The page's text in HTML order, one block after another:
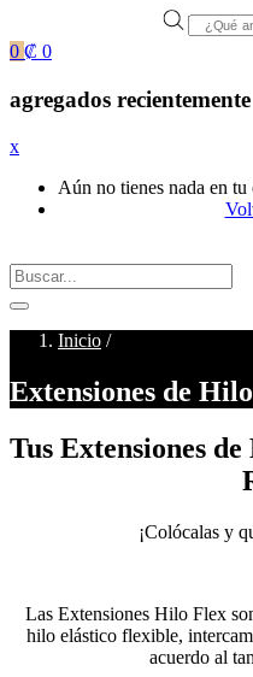
Products
search
0 ₡ 0
agregados recientemente
x
Aún no tienes nada en
Inicio /
Extensiones de
Tus Extensiones
¡Colócalas y
Las Extensiones Hilo Flex
hilo elástico flexible,
acuerdo al